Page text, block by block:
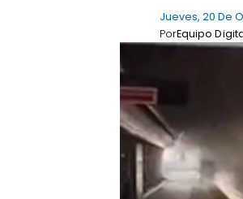
Jueves, 20 De
Equipo
Por